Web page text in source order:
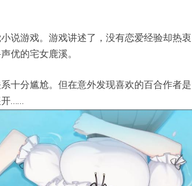
说游戏。游戏讲述了，没有恋爱经验却热衷
优的宅女鹿溪。
十分尴尬。但在意外发现喜欢的百合作者是
开……